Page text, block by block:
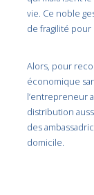
vie. Ce noble
de fragilité pour
Alors, pour
économique
l’entrepreneur
distribution
des
domicile.